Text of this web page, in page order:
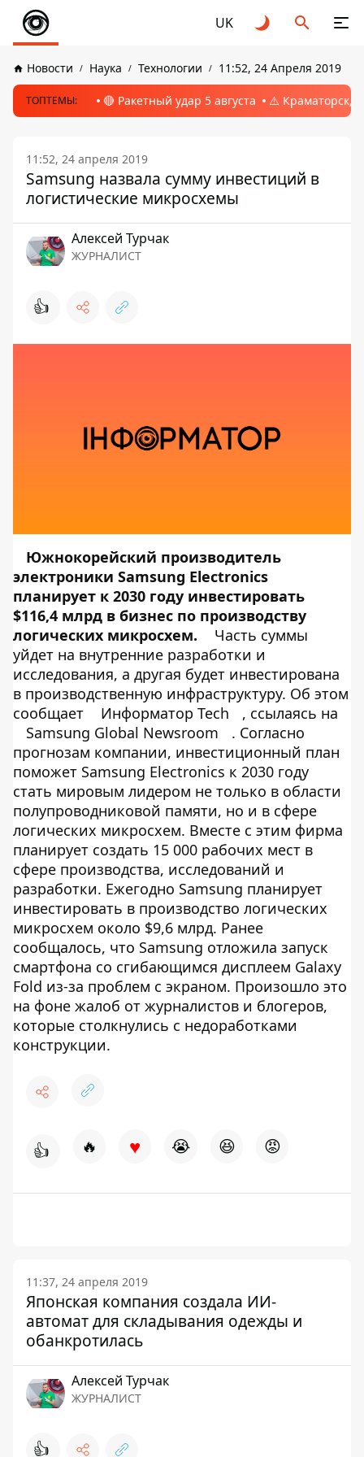
UK
Новости Наука Технологии 11:52, 24 Апреля 2019
ТОПТЕМЫ: 🔴 Ракетный удар 5 августа ⚠️ Краматорск,
11:52, 24 апреля 2019
Samsung назвала сумму инвестиций в
логистические микросхемы
Алексей Турчак
ЖУРНАЛИСТ
👍
Южнокорейский производитель
электроники Samsung Electronics
планирует к 2030 году инвестировать
$116,4 млрд в бизнес по производству
логических микросхем.
Часть суммы
уйдет на внутренние разработки и
исследования, а другая будет инвестирована
в производственную инфраструктуру. Об этом
сообщает
Информатор Tech
, ссылаясь на
Samsung Global Newsroom
. Согласно
прогнозам компании, инвестиционный план
поможет Samsung Electronics к 2030 году
стать мировым лидером не только в области
полупроводниковой памяти, но и в сфере
логических микросхем. Вместе с этим фирма
планирует создать 15 000 рабочих мест в
сфере производства, исследований и
разработки. Ежегодно Samsung планирует
инвестировать в производство логических
микросхем около $9,6 млрд. Ранее
сообщалось, что Samsung отложила запуск
смартфона со сгибающимся дисплеем Galaxy
Fold из-за проблем с экраном. Произошло это
на фоне жалоб от журналистов и блогеров,
которые столкнулись с недоработками
конструкции.
👍 🔥 ♥ 😭 😆 😡
11:37, 24 апреля 2019
Японская компания создала ИИ-
автомат для складывания одежды и
обанкротилась
Алексей Турчак
ЖУРНАЛИСТ
👍